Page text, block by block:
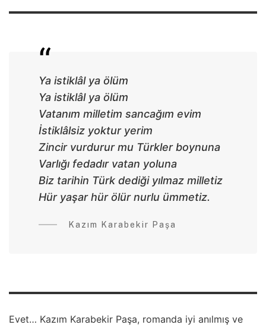
Ya istiklâl ya ölüm
Ya istiklâl ya ölüm
Vatanım milletim sancağım evim
İstiklâlsiz yoktur yerim
Zincir vurdurur mu Türkler boynuna
Varlığı fedadır vatan yoluna
Biz tarihin Türk dediği yılmaz milletiz
Hür yaşar hür ölür nurlu ümmetiz.
Kazım Karabekir Paşa
Evet… Kazım Karabekir Paşa, romanda iyi anılmış ve